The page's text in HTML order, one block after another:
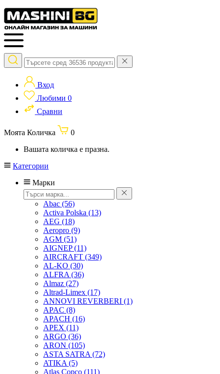
Вход
Любими 0
Сравни
Моята Количка
0
Вашата количка е празна.
Категории
Марки
Abac (56)
Activa Polska (13)
AEG (18)
Aeropro (9)
AGM (51)
AIGNEP(11)
AIRCRAFT (349)
AL-KO (30)
ALFRA (36)
Almaz (27)
Altrad-Limex (17)
ANNOVI REVERBERI (1)
APAC (8)
APACH (16)
APEX (11)
ARGO (36)
ARON (105)
ASTA SATRA (72)
ATIKA (5)
Atlas Copco (111)